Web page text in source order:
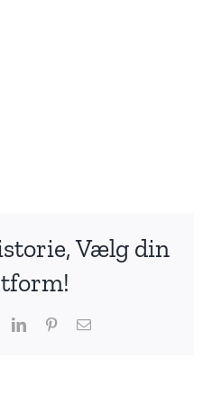
Vælg din
LinkedInPinterest
E-